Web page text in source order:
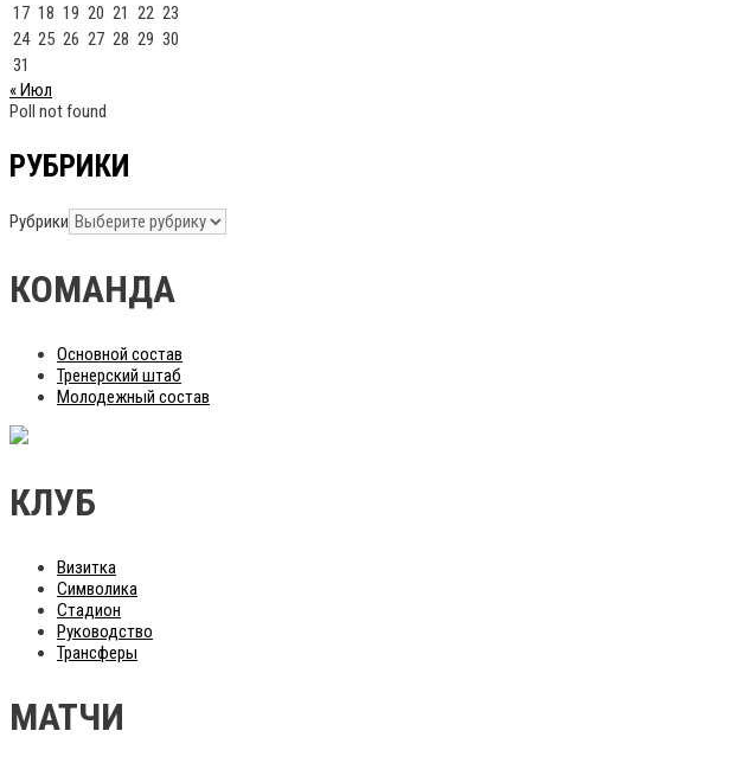
17 18 19 20 21 22 23
24 25 26 27 28 29 30
31
« Июл
Poll not found
РУБРИКИ
Рубрики
КОМАНДА
Основной состав
Тренерский штаб
Молодежный состав
КЛУБ
Визитка
Символика
Стадион
Руководство
Трансферы
МАТЧИ